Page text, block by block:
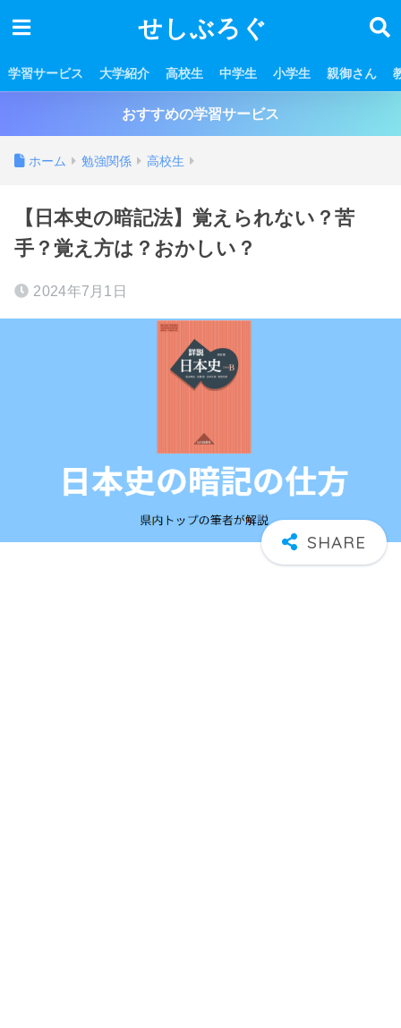
せしぶろぐ
学習サービス 大学紹介 高校生 中学生 小学生 親御さん
おすすめの学習サービス
ホーム 勉強関係 高校生
【日本史の暗記法】覚えられない？苦
手？覚え方は？おかしい？
2024年7月1日